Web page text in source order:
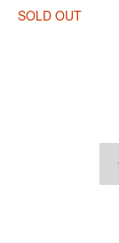
SOLD OUT